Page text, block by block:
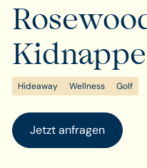
Hideaway Wellness Golf
Jetzt anfragen